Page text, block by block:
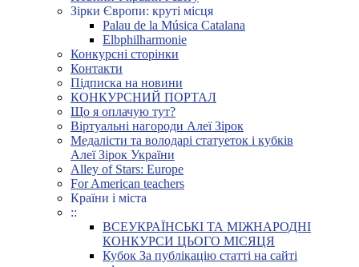
Зірки Європи: круті місця
Palau de la Música Catalana
Elbphilharmonie
Конкурсні сторінки
Контакти
Підписка на новини
КОНКУРСНИЙ ПОРТАЛ
Що я оплачую тут?
Віртуальні нагороди Алеї Зірок
Медалісти та володарі статуеток і кубків
Алеї Зірок України
Alley of Stars: Europe
For American teachers
Країни і міста
::
ВСЕУКРАЇНСЬКІ ТА МІЖНАРОДНІ
КОНКУРСИ ЦЬОГО МІСЯЦЯ
Кубок За публікацію статті на сайті